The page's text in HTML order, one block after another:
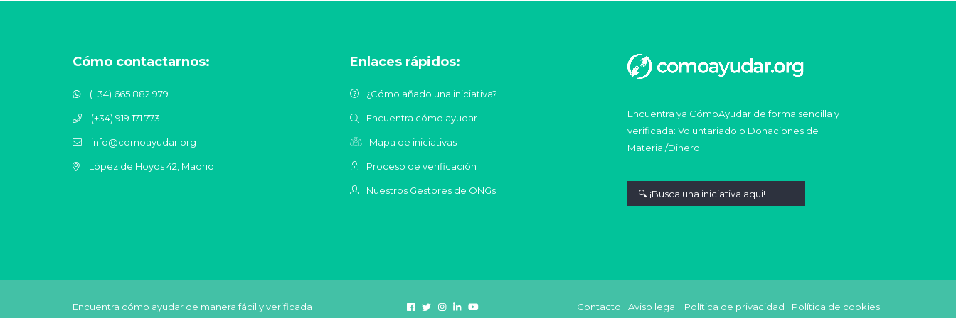
Cómo contactarnos:
(+34) 665 882 979
(+34) 919 171 773
info@comoayudar.org
López de Hoyos 42, Madrid
Enlaces rápidos:
¿Cómo añado una iniciativa?
Encuentra cómo ayudar
Mapa de iniciativas
Proceso de verificación
Nuestros Gestores de ONGs
Encuentra ya CómoAyudar de forma sencilla y
verificada: Voluntariado o Donaciones de
Material/Dinero
Encuentra cómo ayudar de manera fácil y verificada Contacto Aviso legal Política de privacidad Política de cookies